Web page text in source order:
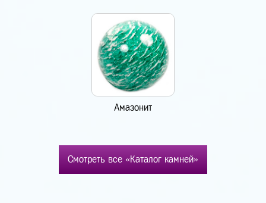
Амазонит
Смотреть все «Каталог камней»